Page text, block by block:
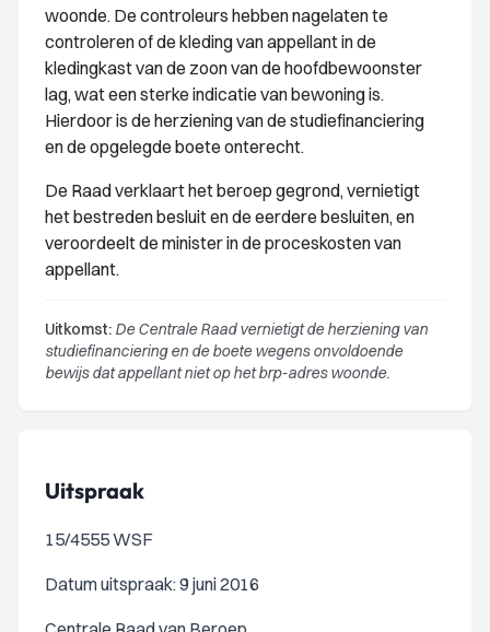
woonde. De controleurs hebben nagelaten te
controleren of de kleding van appellant in de
kledingkast van de zoon van de hoofdbewoonster
lag, wat een sterke indicatie van bewoning is.
Hierdoor is de herziening van de studiefinanciering
en de opgelegde boete onterecht.
De Raad verklaart het beroep gegrond, vernietigt
het bestreden besluit en de eerdere besluiten, en
veroordeelt de minister in de proceskosten van
appellant.
Uitkomst: De Centrale Raad vernietigt de herziening van
studiefinanciering en de boete wegens onvoldoende
bewijs dat appellant niet op het brp-adres woonde.
Uitspraak
15/4555 WSF
Datum uitspraak: 9 juni 2016